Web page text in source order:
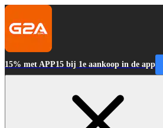
15% met APP15 bij 1e aankoop in de app